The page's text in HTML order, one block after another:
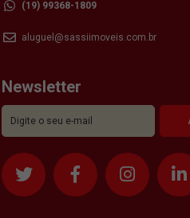
(19) 99368-1809
aluguel@sassiimoveis.com.br
Newsletter